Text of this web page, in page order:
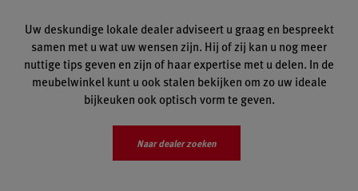
Uw deskundige lokale dealer adviseert u graag en bespreekt
samen met u wat uw wensen zijn. Hij of zij kan u nog meer
nuttige tips geven en zijn of haar expertise met u delen. In de
meubelwinkel kunt u ook stalen bekijken om zo uw ideale
bijkeuken ook optisch vorm te geven.
Naar dealer zoeken